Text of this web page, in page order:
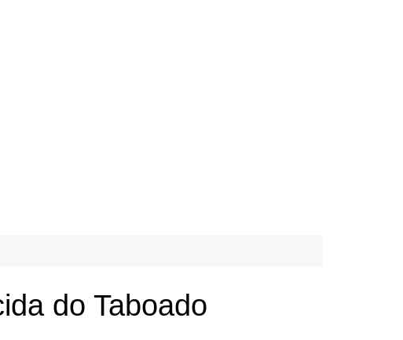
do Taboado